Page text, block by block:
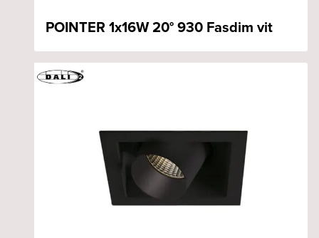
POINTER 1x16W 20° 930 Fasdim vit